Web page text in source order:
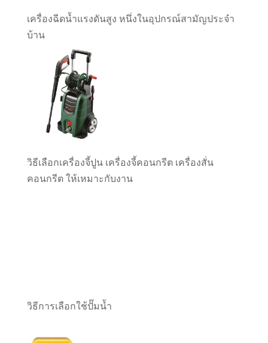
เครื่องฉีดน้ำแรงดันสูง หนึ่งในอุปกรณ์สามัญประจำ
บ้าน
วิธีเลือกเครื่องจี้ปูน เครื่องจี้คอนกรีต เครื่องสั่น
คอนกรีต ให้เหมาะกับงาน
วิธีการเลือกใช้ปั๊มน้ำ